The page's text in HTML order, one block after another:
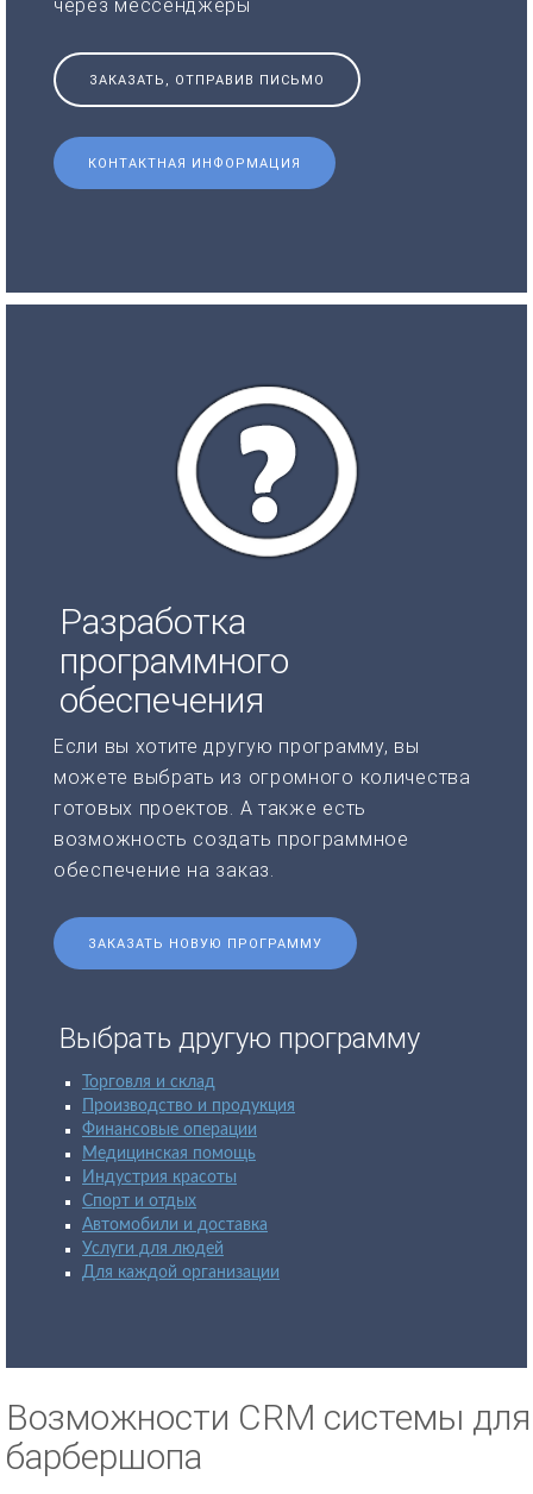
через мессенджеры
ЗАКАЗАТЬ, ОТПРАВИВ ПИСЬМО
КОНТАКТНАЯ ИНФОРМАЦИЯ
Разработка
программного
обеспечения
Если вы хотите другую программу, вы
можете выбрать из огромного количества
готовых проектов. А также есть
возможность создать программное
обеспечение на заказ.
ЗАКАЗАТЬ НОВУЮ ПРОГРАММУ
Выбрать другую программу
Торговля и склад
Производство и продукция
Финансовые операции
Медицинская помощь
Индустрия красоты
Спорт и отдых
Автомобили и доставка
Услуги для людей
Для каждой организации
Возможности CRM системы для
барбершопа